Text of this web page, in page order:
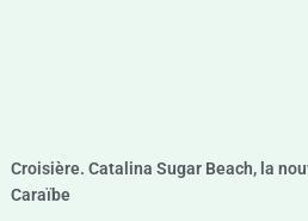
Croisière. Catalina Sugar Beach, la
Caraïbe